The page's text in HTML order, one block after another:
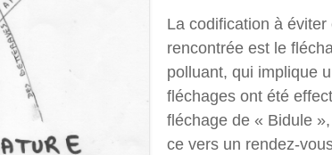
La codification à
rencontrée est le
polluant, qui implique
fléchages ont été
fléchage de « Bidule
ce vers un rendez-